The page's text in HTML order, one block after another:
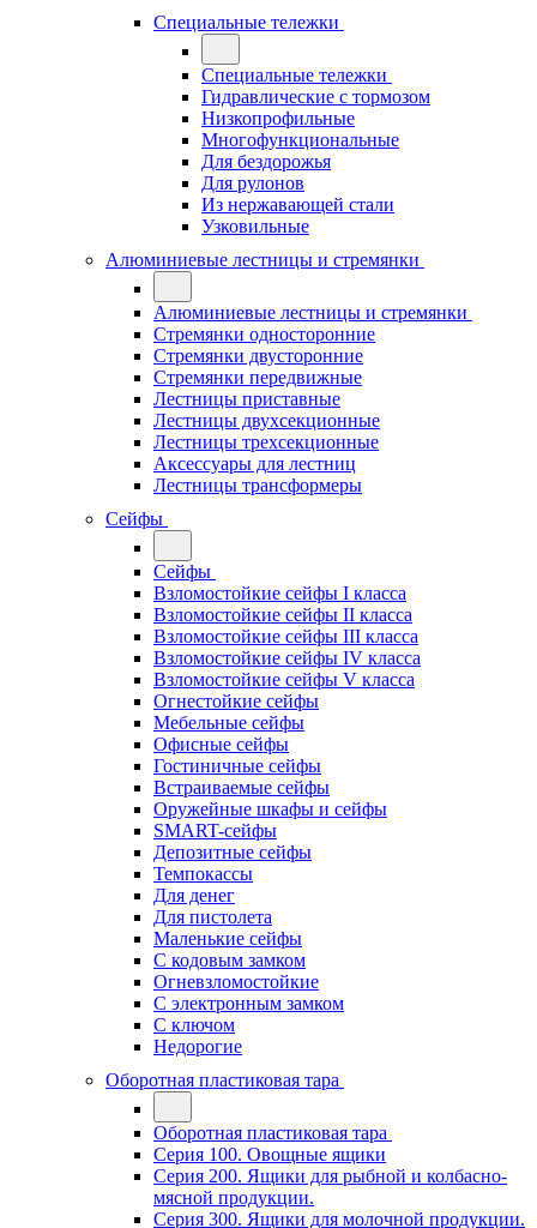
Специальные тележки
Специальные тележки
Гидравлические с тормозом
Низкопрофильные
Многофункциональные
Для бездорожья
Для рулонов
Из нержавающей стали
Узковильные
Алюминиевые лестницы и стремянки
Алюминиевые лестницы и стремянки
Стремянки односторонние
Стремянки двусторонние
Стремянки передвижные
Лестницы приставные
Лестницы двухсекционные
Лестницы трехсекционные
Аксессуары для лестниц
Лестницы трансформеры
Сейфы
Сейфы
Взломостойкие сейфы I класса
Взломостойкие сейфы II класса
Взломостойкие сейфы III класса
Взломостойкие сейфы IV класса
Взломостойкие сейфы V класса
Огнестойкие сейфы
Мебельные сейфы
Офисные сейфы
Гостиничные сейфы
Встраиваемые сейфы
Оружейные шкафы и сейфы
SMART-сейфы
Депозитные сейфы
Темпокассы
Для денег
Для пистолета
Маленькие сейфы
С кодовым замком
Огневзломостойкие
С электронным замком
С ключом
Недорогие
Оборотная пластиковая тара
Оборотная пластиковая тара
Серия 100. Овощные ящики
Серия 200. Ящики для рыбной и колбасно-
мясной продукции.
Серия 300. Ящики для молочной продукции.